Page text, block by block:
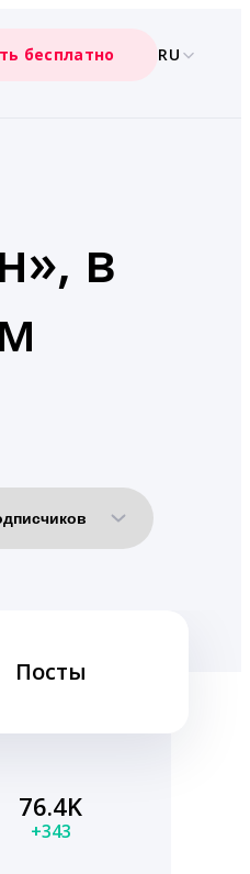
бесплатно RU
в
Посты
76.4K
+343